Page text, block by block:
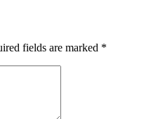
fields are marked *